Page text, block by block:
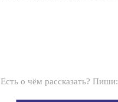
Есть о чём рассказать? Пиши: